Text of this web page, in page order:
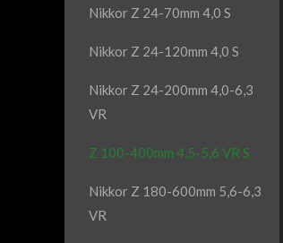
Nikkor Z 24-70mm 4,0 S
Nikkor Z 24-120mm 4,0 S
Nikkor Z 24-200mm 4,0-6,3
VR
Z 100-400mm 4,5-5,6 VR S
Nikkor Z 180-600mm 5,6-6,3
VR